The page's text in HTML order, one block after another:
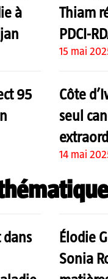
à
Thiam
PDCI-
15 mai
95
Côte
seul
14 mai
dans
Élodie
Sonia